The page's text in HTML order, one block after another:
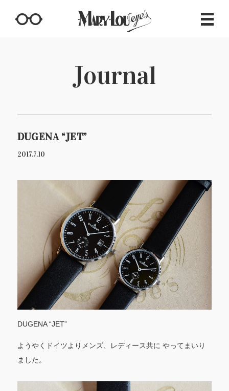
Journal
DUGENA “JET”
2017.7.10
DUGENA “JET”
ようやくドイツよりメンズ、レディース共に やってまいり
ました。